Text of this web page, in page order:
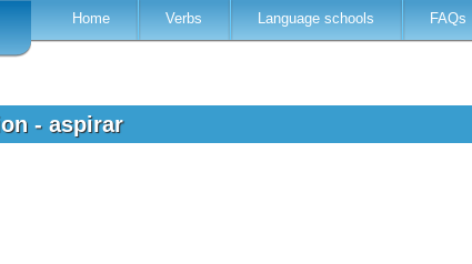
Home Verbs Language schools FAQs
- aspirar